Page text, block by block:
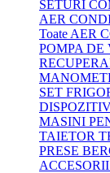
SETURI
AER
Toate AER
POMPA DE
SET
MASINI
TAIETOR
PRESE